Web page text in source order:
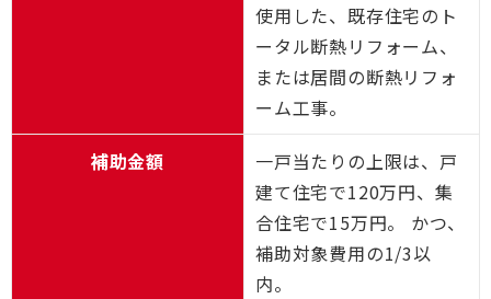
使用した、既存住宅のト
ータル断熱リフォーム、
または居間の断熱リフォ
ーム工事。
補助金額
一戸当たりの上限は、戸
建て住宅で120万円、集
合住宅で15万円。 かつ、
補助対象費用の1/3以
内。